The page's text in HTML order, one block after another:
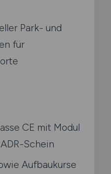
Park- und
für
CE mit Modul
Schein
Aufbaukurse